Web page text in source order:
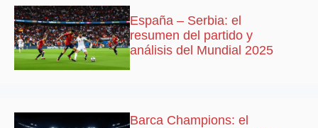
España – Serbia: el
resumen del partido y
análisis del Mundial 2025
Barca Champions: el